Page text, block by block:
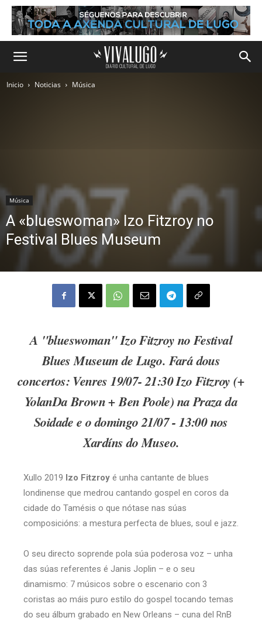
Inicio Noticias Música
Música
A «blueswoman» Izo Fitzroy no
Festival Blues Museum
A "blueswoman" Izo Fitzroy no Festival
Blues Museum de Lugo. Fará dous
concertos: Venres 19/07- 21:30 Izo Fitzroy (+
YolanDa Brown + Ben Poole) na Praza da
Soidade e o domingo 21/07 - 13:00 nos
Xardíns do Museo.
Xullo 2019 Izo Fitzroy é unha cantante de blues
londinense que medrou cantando gospel en coros da
cidade do Tamésis o que nótase nas súas
composicións: a mestura perfecta de blues, soul e jazz.
O seu directo soprende pola súa poderosa voz – unha
das súas referentes é Janis Joplin – e o seu
dinamismo: 7 músicos sobre o escenario con 3
coristas ao máis puro estilo do gospel tocando temas
do seu álbum grabado en New Orleans – cuna del RnB